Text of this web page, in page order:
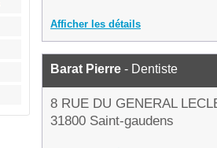
Afficher les détails
Barat Pierre - Dentiste
8 RUE DU GENERAL
31800 Saint-gaudens